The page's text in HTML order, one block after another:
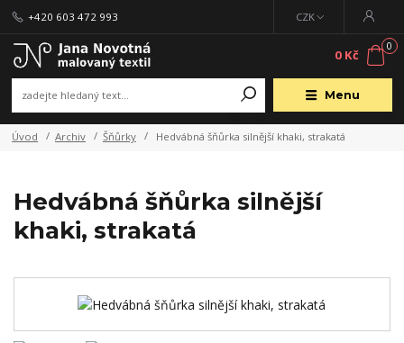
Menu
CZK
+420 603 472 993
0
0 Kč
Úvod Archiv Šňůrky Hedvábná šňůrka silnější khaki, strakatá
Hedvábná šňůrka silnější
khaki, strakatá